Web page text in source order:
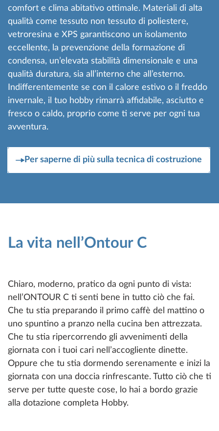
comfort e clima abitativo ottimale. Materiali di alta
qualità come tessuto non tessuto di poliestere,
vetroresina e XPS garantiscono un isolamento
eccellente, la prevenzione della formazione di
condensa, un’elevata stabilità dimensionale e una
qualità duratura, sia all’interno che all’esterno.
Indifferentemente se con il calore estivo o il freddo
invernale, il tuo hobby rimarrà affidabile, asciutto e
fresco o caldo, proprio come ti serve per ogni tua
avventura.
Per saperne di più sulla tecnica di costruzione
La vita nell’Ontour C
Chiaro, moderno, pratico da ogni punto di vista:
nell’ONTOUR C ti senti bene in tutto ciò che fai.
Che tu stia preparando il primo caffè del mattino o
uno spuntino a pranzo nella cucina ben attrezzata.
Che tu stia ripercorrendo gli avvenimenti della
giornata con i tuoi cari nell’accogliente dinette.
Oppure che tu stia dormendo serenamente e inizi la
giornata con una doccia rinfrescante. Tutto ciò che ti
serve per tutte queste cose, lo hai a bordo grazie
alla dotazione completa Hobby.